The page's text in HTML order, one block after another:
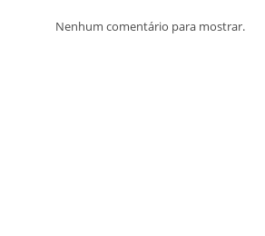
Nenhum comentário para mostrar.